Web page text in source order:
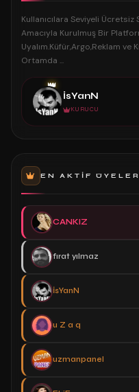
Kullanıcılara Seviyeli
Amacıyla Kurulmuş Bir
Uyalım.Küfür,Argo,Reklam ve
Ortamda ...
👑
İsYanN
KURUCU
EN AKTIF ÜYELER
CANKIZ
fırat yılmaz
İsYanN
u Z a q
uzmanpanel